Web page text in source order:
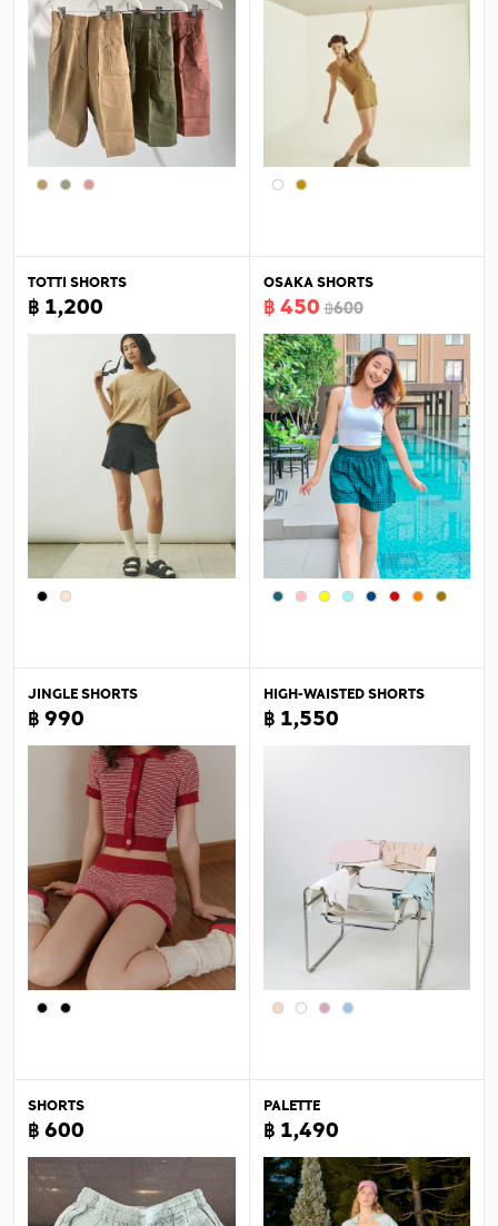
TOTTI SHORTS
฿ 1,200
OSAKA SHORTS
฿ 450 ฿600
JINGLE SHORTS
฿ 990
HIGH-WAISTED SHORTS
฿ 1,550
SHORTS
฿ 600
PALETTE
฿ 1,490